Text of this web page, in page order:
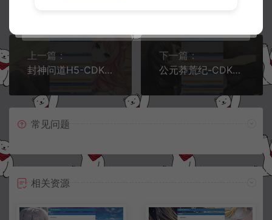
上一篇：
封神问道H5-CDK角色授权后台+全物品ID+使用教程
下一篇：
公元莽荒纪-CDK角色授权后台+全物品ID+使用教程
常见问题
相关资源